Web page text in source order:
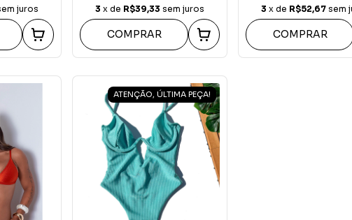
juros
3 x de R$39,33 sem juros
COMPRAR
3 x de R$52,67 sem
COMPRAR
ATENÇÃO, ÚLTIMA PEÇA!